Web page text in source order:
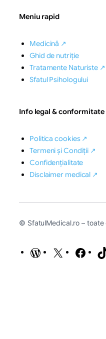
Meniu rapid
Medicină ↗
Ghid de nutriție
Tratamente Naturiste ↗
Sfatul Psihologului
Info legal & conformitate
Politica cookies ↗
Termeni și Condiții ↗
Confidențialitate
Disclaimer medical ↗
© SfatulMedical.ro –
WordPress
X